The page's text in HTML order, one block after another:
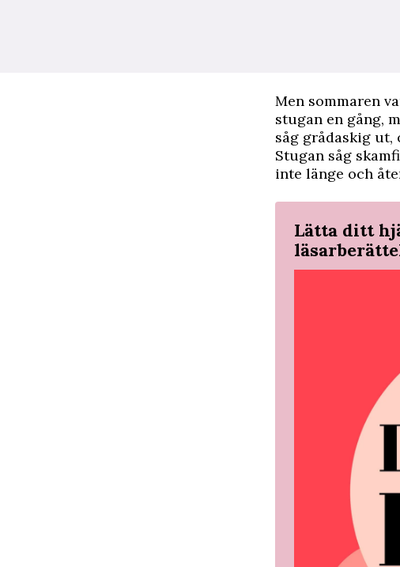
Men sommaren
stugan en gång,
såg grådaskig ut,
Stugan såg
inte länge och
Lätta ditt